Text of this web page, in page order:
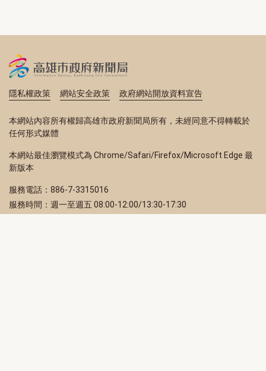
隱私權政策 網站安全政策 政府網站開放資料宣告
本網站內容所有權歸高雄市政府新聞局所有，未經同意不得轉載於
任何形式媒體
本網站最佳瀏覽模式為 Chrome/Safari/Firefox/Microsoft Edge 最
新版本
服務電話：886-7-3315016
服務時間：週一至週五 08:00-12:00/13:30-17:30